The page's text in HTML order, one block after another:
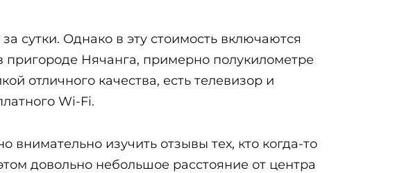
сутки. Однако в эту стоимость включаются
Нячанга, примерно полукилометре
отличного качества, есть телевизор и
Wi-Fi.
внимательно изучить отзывы тех, кто когда-то
довольно небольшое расстояние от центра